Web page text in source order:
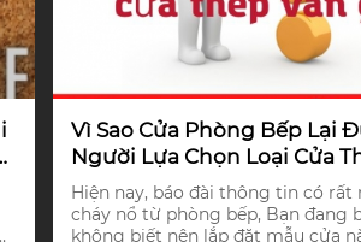
Vì Sao Cửa Phòng Bếp Lại Được Nhiều
Người Lựa Chọn Loại Cửa
Gỗ?
Hiện nay, báo đài thông tin có rất
cháy nổ từ phòng bếp, Bạn đang
không biết nên lắp đặt mẫu cửa